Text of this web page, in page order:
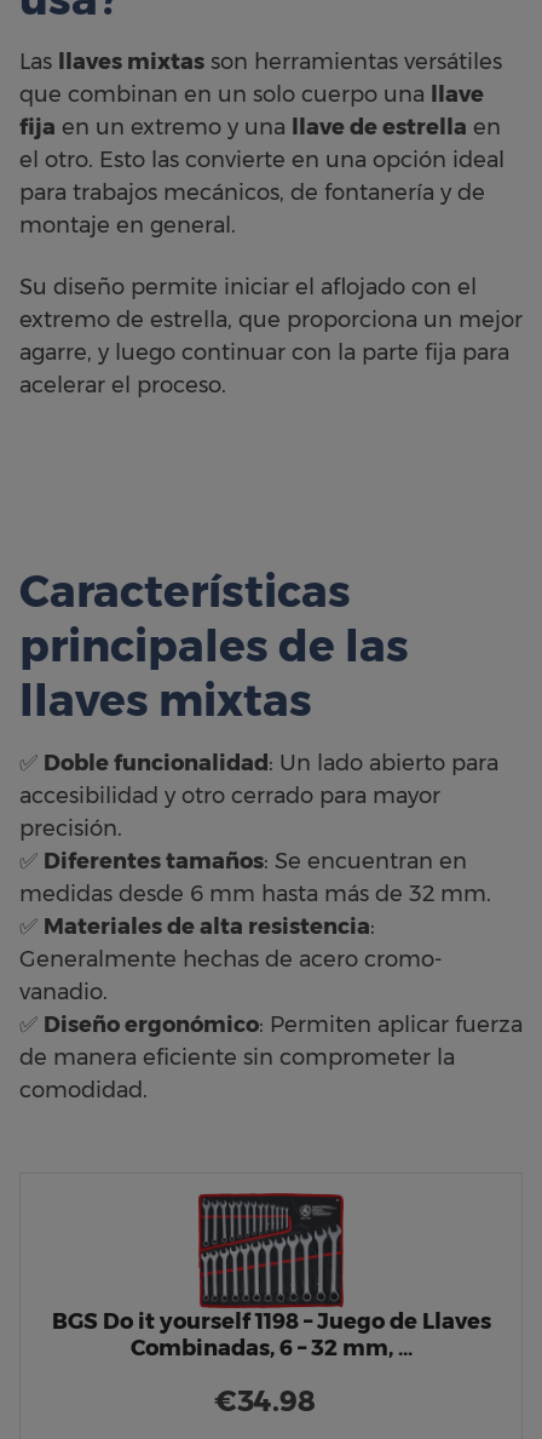
Las llaves mixtas son herramientas versátiles
que combinan en un solo cuerpo una
llave
fija en un extremo y una llave de estrella en
el otro. Esto las convierte en una opción ideal
para trabajos mecánicos, de fontanería y de
montaje en general.
Su diseño permite iniciar el aflojado con el
extremo de estrella, que proporciona un mejor
agarre, y luego continuar con la parte fija para
acelerar el proceso.
Características
principales de las
llaves mixtas
✅ Doble funcionalidad : Un lado abierto para
accesibilidad y otro cerrado para mayor
precisión.
✅ Diferentes tamaños: Se encuentran en
medidas desde 6 mm hasta más de 32 mm.
✅ Materiales de alta resistencia:
Generalmente hechas de acero cromo-
vanadio.
✅ Diseño ergonómico: Permiten aplicar fuerza
de manera eficiente sin comprometer la
comodidad.
BGS Do it yourself 1198 – Juego de Llaves
Combinadas, 6 – 32 mm, …
€34.98